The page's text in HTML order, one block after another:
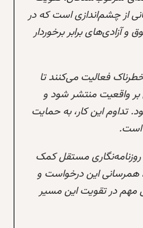
از چشم‌اندازی است که در
آزادی‌های برابر برخوردار
فعالیت می‌کنند تا
واقعیت منتشر شود و
تداوم این کار، به حمایت
است.
روزنامه‌نگاری مستقل کمک
همرسانی این درخواست و
مهم در تقویت این مسیر